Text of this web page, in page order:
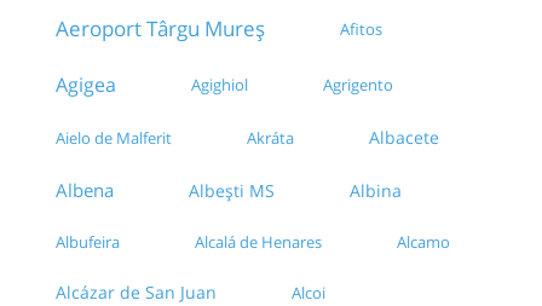
Aeroport Târgu Mureș Afitos
Agigea Agighiol Agrigento
Aielo de Malferit Akráta Albacete
Albena Albești MS Albina
Albufeira Alcalá de Henares Alcamo
Alcázar de San Juan Alcoi